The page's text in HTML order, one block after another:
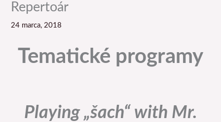
Repertoár
24 marca, 2018
Tematické programy
Playing „šach“ with Mr.